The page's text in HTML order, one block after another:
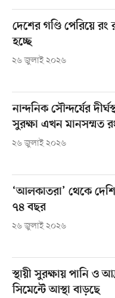
দেশের গণ্ডি পেরিয়ে রং
হচ্ছে
২৬ জুলাই ২০২৬
নান্দনিক সৌন্দর্যের
সুরক্ষা এখন মানসম্মত
২৬ জুলাই ২০২৬
‘আলকাতরা’ থেকে
৭৪ বছর
২৬ জুলাই ২০২৬
স্থায়ী সুরক্ষায় পানি ও
সিমেন্টে আস্থা বাড়ছে